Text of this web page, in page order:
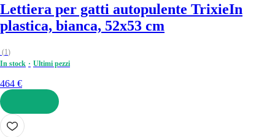
Lettiera per gatti autopulente TrixieIn
plastica, bianca, 52x53 cm
(1)
In stock
Ultimi pezzi
464 €
AGGIUNGI